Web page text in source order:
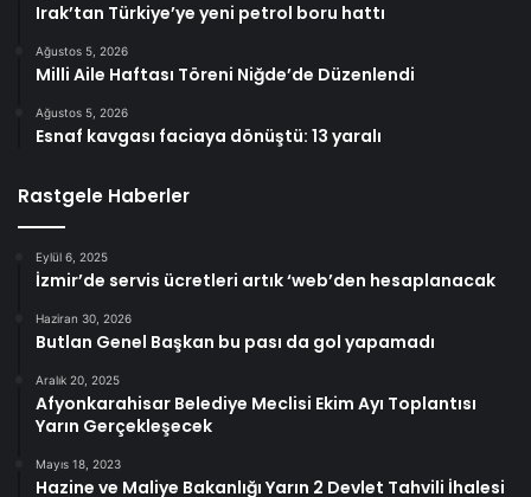
Irak’tan Türkiye’ye yeni petrol boru hattı
Ağustos 5, 2026
Milli Aile Haftası Töreni Niğde’de Düzenlendi
Ağustos 5, 2026
Esnaf kavgası faciaya dönüştü: 13 yaralı
Rastgele Haberler
Eylül 6, 2025
İzmir’de servis ücretleri artık ‘web’den hesaplanacak
Haziran 30, 2026
Butlan Genel Başkan bu pası da gol yapamadı
Aralık 20, 2025
Afyonkarahisar Belediye Meclisi Ekim Ayı Toplantısı
Yarın Gerçekleşecek
Mayıs 18, 2023
Hazine ve Maliye Bakanlığı Yarın 2 Devlet Tahvili İhalesi